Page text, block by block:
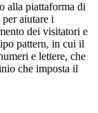
alla piattaforma di
aiutare i
dei visitatori e
pattern, in cui il
e lettere, che
che imposta il